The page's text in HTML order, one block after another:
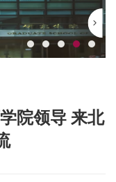
院领导 来北